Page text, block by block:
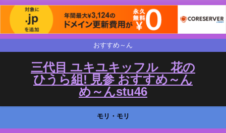
おすすめ～ん
三代目 ユキユキッフル 花の
ひうら組! 見参 おすすめ～ん
め～んstu46
モリ・モリ